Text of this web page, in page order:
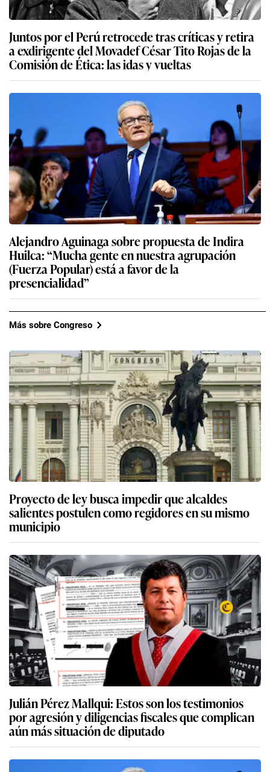
Juntos por el Perú retrocede tras críticas y retira
a exdirigente del Movadef César Tito Rojas de la
Comisión de Ética: las idas y vueltas
Alejandro Aguinaga sobre propuesta de Indira
Huilca: “Mucha gente en nuestra agrupación
(Fuerza Popular) está a favor de la
presencialidad”
Más sobre Congreso
Proyecto de ley busca impedir que alcaldes
salientes postulen como regidores en su mismo
municipio
Julián Pérez Mallqui: Estos son los testimonios
por agresión y diligencias fiscales que complican
aún más situación de diputado